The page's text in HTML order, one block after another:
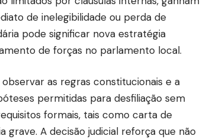
de inelegibilidade ou perda de
pode significar nova estratégia
de forças no parlamento local.
as regras constitucionais e a
permitidas para desfiliação sem
formais, tais como carta de
grave. A decisão judicial reforça que não